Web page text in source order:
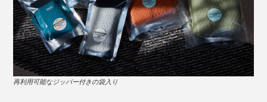
こともなく、ストレスフリー。
一見ゴムに見えるウエストも、実は黒い糸で編み続きに
した「ニット」。ゴム特有の締めつけがなく、長く履い
てもヨレにくく、快適です。
冒険家の吉田智輝さん。2023年5月には、49日間、距離420kmの大遠征の末、北
米大陸最高峰「デナリ」の登頂に成功。
再利用可能なジッパー付きの袋入り